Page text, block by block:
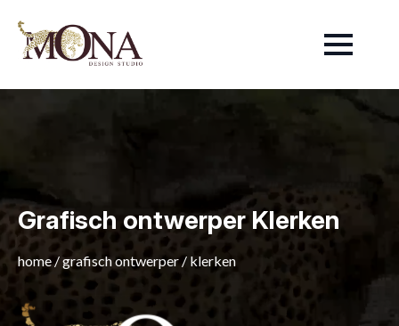
Grafisch ontwerper Klerken
home /grafisch ontwerper / klerken